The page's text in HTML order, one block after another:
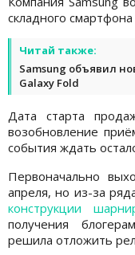
складного
Читай также:
Samsung объявил
Galaxy Fold
Дата старта
возобновление
события ждать
Первоначально
апреля, но из-за
конструкции
получения
решила отложить